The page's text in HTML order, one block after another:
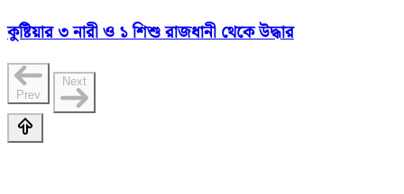
কুষ্টিয়ার ৩ নারী ও ১ শিশু রাজধানী থেকে উদ্ধার
Prev